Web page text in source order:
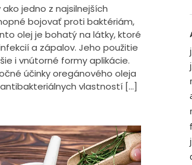
jedno z najsilnejších
bojovať proti baktériám,
olej je bohatý na látky, ktoré
a zápalov. Jeho použitie
i vnútorné formy aplikácie.
účinky oregánového oleja
vlastností […]